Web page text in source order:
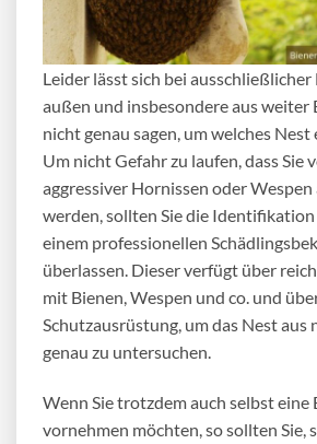
Leider lässt sich bei
außen und insbesondere aus weiter
nicht genau sagen, um welches Nest
Um nicht Gefahr zu laufen, dass Sie
aggressiver Hornissen oder
werden, sollten Sie die
einem professionellen
überlassen. Dieser verfügt über
mit Bienen, Wespen und co. und
Schutzausrüstung, um das Nest aus
genau zu untersuchen.
Wenn Sie trotzdem auch selbst eine
vornehmen möchten, so sollten Sie,